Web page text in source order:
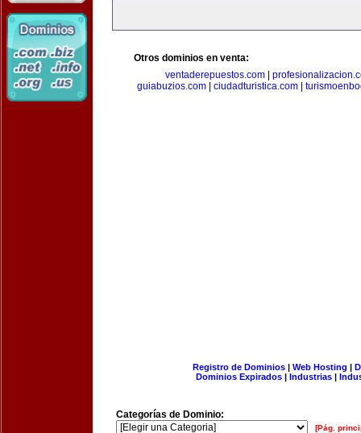
Otros dominios en venta:
ventaderepuestos.com
guiabuzios.com| ciudadturistica.com|
Registro de Dominios| Web Hosting |
Dominios Expirados | Industrias |
Categorías de Dominio:
[Pág.